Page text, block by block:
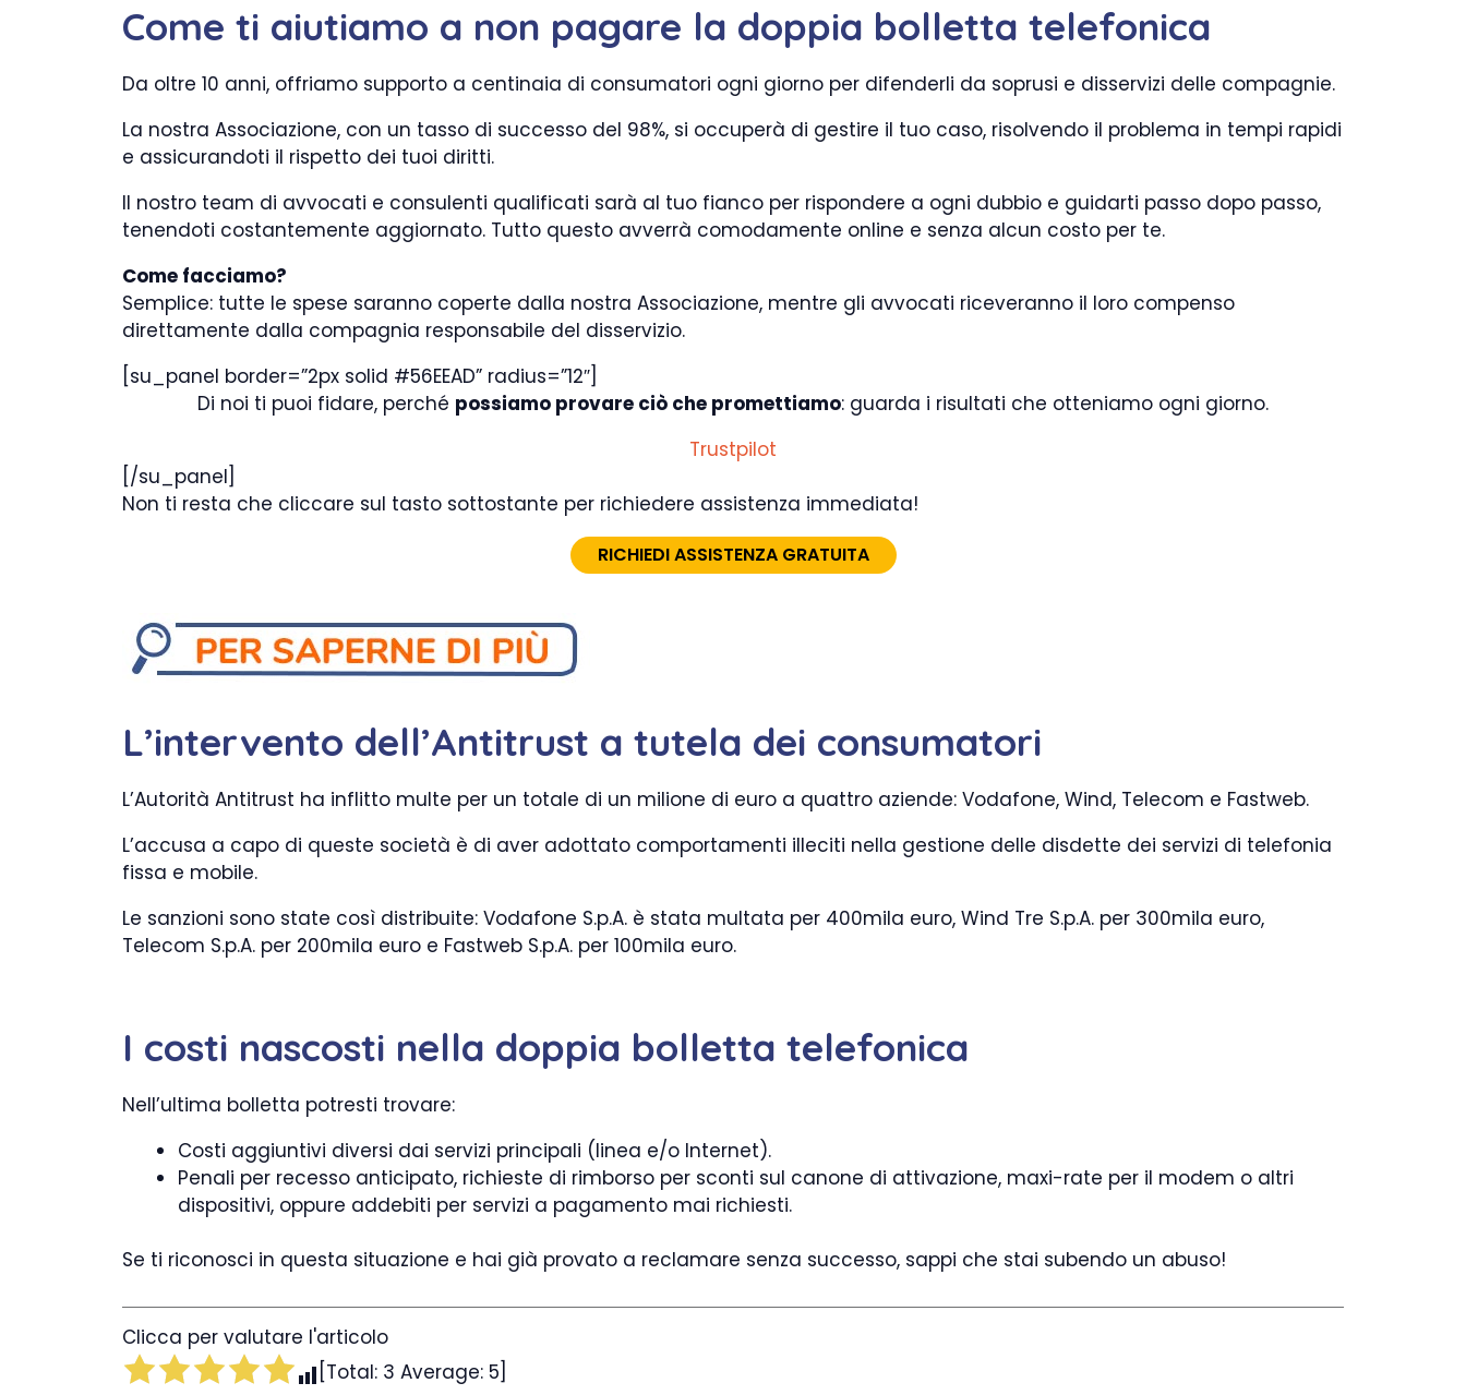
Come ti aiutiamo a non pagare la doppia bolletta telefonica
Da oltre 10 anni, offriamo supporto a centinaia di consumatori ogni giorno per difenderli da soprusi e disservizi delle compagnie.
La nostra Associazione, con un tasso di successo del 98%, si occuperà di gestire il tuo caso, risolvendo il problema in tempi rapidi
e assicurandoti il rispetto dei tuoi diritti.
Il nostro team di avvocati e consulenti qualificati sarà al tuo fianco per rispondere a ogni dubbio e guidarti passo dopo passo,
tenendoti costantemente aggiornato. Tutto questo avverrà comodamente online e senza alcun costo per te.
Come facciamo?
Semplice: tutte le spese saranno coperte dalla nostra Associazione, mentre gli avvocati riceveranno il loro compenso
direttamente dalla compagnia responsabile del disservizio.
[su_panel border=”2px solid #56EEAD” radius=”12″]
Di noi ti puoi fidare, perché possiamo provare ciò che promettiamo: guarda i risultati che otteniamo ogni giorno.
Trustpilot
[/su_panel]
Non ti resta che cliccare sul tasto sottostante per richiedere assistenza immediata!
RICHIEDI ASSISTENZA GRATUITA
L’intervento dell’Antitrust a tutela dei consumatori
L’Autorità Antitrust ha inflitto multe per un totale di un milione di euro a quattro aziende: Vodafone, Wind, Telecom e Fastweb.
L’accusa a capo di queste società è di aver adottato comportamenti illeciti nella gestione delle disdette dei servizi di telefonia
fissa e mobile.
Le sanzioni sono state così distribuite: Vodafone S.p.A. è stata multata per 400mila euro, Wind Tre S.p.A. per 300mila euro,
Telecom S.p.A. per 200mila euro e Fastweb S.p.A. per 100mila euro.
I costi nascosti nella doppia bolletta telefonica
Nell’ultima bolletta potresti trovare:
Costi aggiuntivi diversi dai servizi principali (linea e/o Internet).
Penali per recesso anticipato, richieste di rimborso per sconti sul canone di attivazione, maxi-rate per il modem o altri
dispositivi, oppure addebiti per servizi a pagamento mai richiesti.
Se ti riconosci in questa situazione e hai già provato a reclamare senza successo, sappi che stai subendo un abuso!
Clicca per valutare l'articolo
[Total: 3 Average: 5